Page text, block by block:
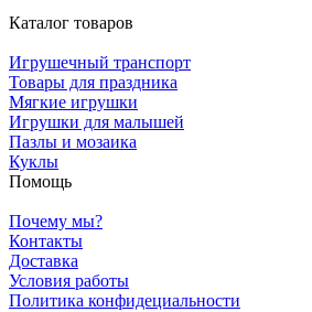
Каталог товаров
Игрушечный транспорт
Товары для праздника
Мягкие игрушки
Игрушки для малышей
Пазлы и мозаика
Куклы
Помощь
Почему мы?
Контакты
Доставка
Условия работы
Политика конфидециальности